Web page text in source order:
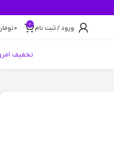
ورود / ثبت نام 0
0
تخفیف